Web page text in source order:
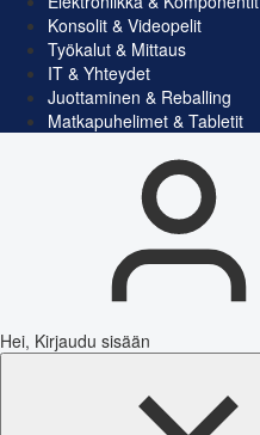
Konsolit & Videopelit
Työkalut & Mittaus
IT & Yhteydet
Juottaminen & Reballing
Matkapuhelimet & Tabletit
Hei, Kirjaudu sisään